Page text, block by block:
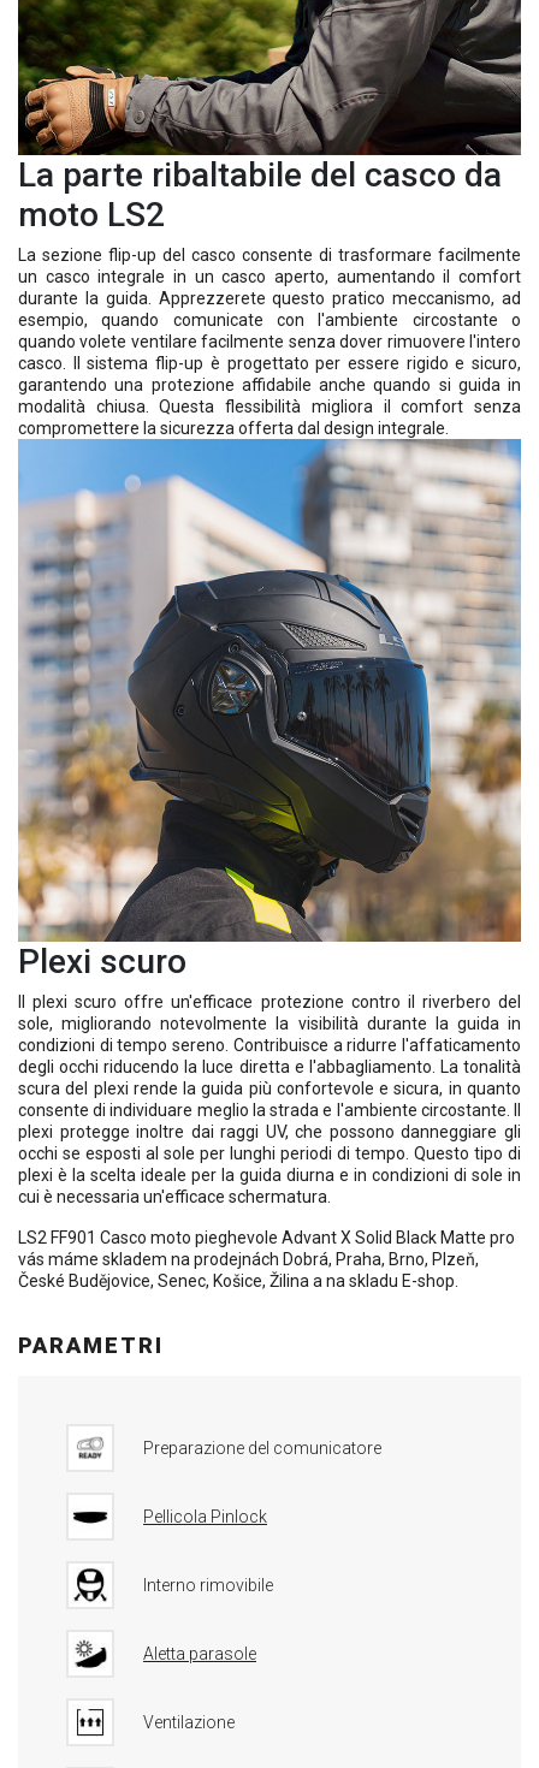
La parte ribaltabile del casco da
moto LS2
La sezione flip-up del casco consente di trasformare facilmente
un casco integrale in un casco aperto, aumentando il comfort
durante la guida. Apprezzerete questo pratico meccanismo, ad
esempio, quando comunicate con l'ambiente circostante o
quando volete ventilare facilmente senza dover rimuovere l'intero
casco. Il sistema flip-up è progettato per essere rigido e sicuro,
garantendo una protezione affidabile anche quando si guida in
modalità chiusa. Questa flessibilità migliora il comfort senza
compromettere la sicurezza offerta dal design integrale.
Plexi scuro
Il plexi scuro offre un'efficace protezione contro il riverbero del
sole, migliorando notevolmente la visibilità durante la guida in
condizioni di tempo sereno. Contribuisce a ridurre l'affaticamento
degli occhi riducendo la luce diretta e l'abbagliamento. La tonalità
scura del plexi rende la guida più confortevole e sicura, in quanto
consente di individuare meglio la strada e l'ambiente circostante. Il
plexi protegge inoltre dai raggi UV, che possono danneggiare gli
occhi se esposti al sole per lunghi periodi di tempo. Questo tipo di
plexi è la scelta ideale per la guida diurna e in condizioni di sole in
cui è necessaria un'efficace schermatura.
LS2 FF901 Casco moto pieghevole Advant X Solid Black Matte pro
vás máme skladem na prodejnách Dobrá, Praha, Brno, Plzeň,
České Budějovice, Senec, Košice, Žilina a na skladu E-shop.
PARAMETRI
Preparazione del comunicatore
Pellicola Pinlock
Interno rimovibile
Aletta parasole
Ventilazione